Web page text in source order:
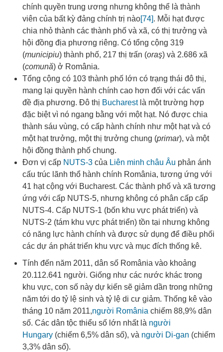
chính quyền trung ương nhưng không thể là thành
viên của bất kỳ đảng chính trị nào[74]. Mỗi hạt được
chia nhỏ thành các thành phố và xã, có thị trưởng và
hội đồng địa phương riêng. Có tổng cộng 319
(municipiu) thành phố, 217 thị trấn (oraş) và 2.686 xã
(comună) ở România.
Tổng cộng có 103 thành phố lớn có trạng thái đô thị,
mang lại quyền hành chính cao hơn đối với các vấn
đề địa phương. Đô thị Bucharestlà một trường hợp
đặc biệt vì nó ngang bằng với một hạt. Nó được chia
thành sáu vùng, có cấp hành chính như một hạt và có
một hạt trưởng, một thị trưởng chung (primar), và một
hội đồng thành phố chung.
Đơn vị cấp NUTS-3 của Liên minh châu Âu phản ánh
cấu trúc lãnh thổ hành chính România, tương ứng với
41 hạt cộng với Bucharest. Các thành phố và xã tương
ứng với cấp NUTS-5, nhưng không có phân cấp cấp
NUTS-4. Cấp NUTS-1 (bốn khu vực phát triển) và
NUTS-2 (tám khu vực phát triển) tồn tại nhưng không
có năng lực hành chính và được sử dụng để điều phối
các dự án phát triển khu vực và mục đích thống kê.
Tính đến năm 2011, dân số România vào khoảng
20.112.641 người. Giống như các nước khác trong
khu vực, con số này dự kiến ​​sẽ giảm dần trong những
năm tới do tỷ lệ sinh và tỷ lệ di cư giảm. Thống kê vào
tháng 10 năm 2011,người România chiếm 88,9% dân
số. Các dân tộc thiểu số lớn nhất là người
Hungary (chiếm 6,5% dân số), và người Di-gan (chiếm
3,3% dân số).